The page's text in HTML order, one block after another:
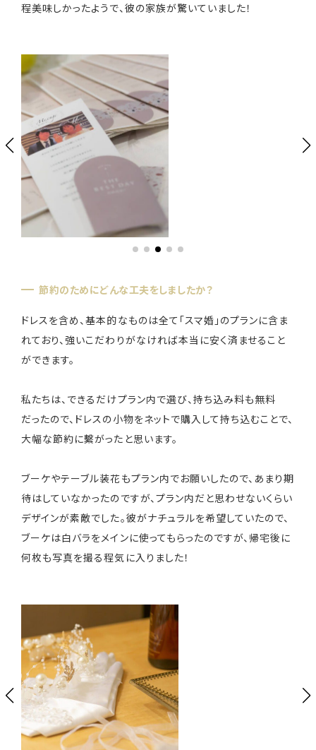
程美味しかったようで、彼の家族が驚いていました！
節約のためにどんな工夫をしましたか？
ドレスを含め、基本的なものは全て「スマ婚」のプランに含ま
れており、強いこだわりがなければ本当に安く済ませること
ができます。
私たちは、できるだけプラン内で選び、持ち込み料も無料
だったので、ドレスの小物をネットで購入して持ち込むことで、
大幅な節約に繫がったと思います。
ブーケやテーブル装花もプラン内でお願いしたので、あまり期
待はしていなかったのですが、プラン内だと思わせないくらい
デザインが素敵でした。彼がナチュラルを希望していたので、
ブーケは白バラをメインに使ってもらったのですが、帰宅後に
何枚も写真を撮る程気に入りました！